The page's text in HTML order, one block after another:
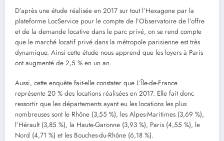
D’après une étude réalisée en 2017 sur tout l’Hexagone par la
plateforme LocService pour le compte de l’Observatoire de l’offre
et de la demande locative dans le parc privé, on se rend compte
que le marché locatif privé dans la métropole parisienne est très
dynamique. Ainsi cette étude nous apprend que les loyers à Paris
ont augmenté de 2,5 % en un an.
Aussi, cette enquête fait-elle constater que L’Île-de-France
représente 20 % des locations réalisées en 2017. Elle fait donc
ressortir que les départements ayant eu les locations les plus
nombreuses sont le Rhône (3,55 %), les Alpes-Maritimes (3,69 %),
l’Hérault (3,85 %), la Haute-Garonne (3,93 %), Paris (4,55 %), le
Nord (4,71 %) et les Bouches-du-Rhône (6,18 %).